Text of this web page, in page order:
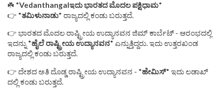
☘️ *Vedanthangalಇದು ಭಾರತದ ಮೊದಲ ಪಕ್ಷಿಧಾಮ*
👉 *ತಮಿಳುನಾಡು* ರಾಜ್ಯದಲ್ಲಿ ಕಂಡು ಬರುತ್ತದೆ.
👉 ಭಾರತದ ಮೊದಲ ರಾಷ್ಟ್ರೀಯ ಉದ್ಯಾನವನ ಜಿಮ್ ಕಾರ್ಬೆಟ್ - ಆರಂಭದಲ್ಲಿ
ಇದನ್ನು *ಹೈಲೆ ರಾಷ್ಟ್ರೀಯ ಉದ್ಯಾನವನ* ಎನ್ನುತ್ತಿದ್ದರು. ಇದು ಉತ್ತರಖಂಡ
ರಾಜ್ಯದಲ್ಲಿ ಕಂಡು ಬರುತ್ತದೆ.
👉 ದೇಶದ ಅತಿ ದೊಡ್ಡ ರಾಷ್ಟ್ರೀಯ ಉದ್ಯಾನವನ - *ಹೇಮಿಸ್* ಇದು ಲಡಾಖ್
ದಲ್ಲಿ ಕಂಡು ಬರುತ್ತದೆ.